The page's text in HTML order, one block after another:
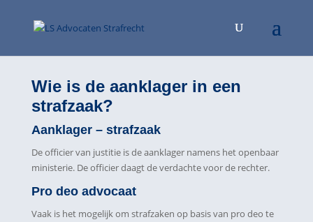
Wie is de aanklager in een
strafzaak?
Aanklager – strafzaak
De officier van justitie is de aanklager namens het openbaar
ministerie. De officier daagt de verdachte voor de rechter.
Pro deo advocaat
Vaak is het mogelijk om strafzaken op basis van pro deo te